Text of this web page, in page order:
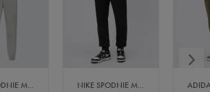
NIKE SPODNIE M NK CLUB BB JOGGER NIKE SPODNIE M NK CLUB BB JOGGER